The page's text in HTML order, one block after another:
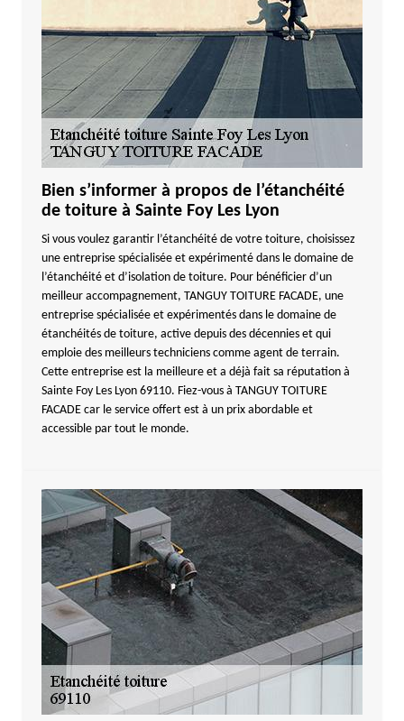
Bien s’informer à propos de l’étanchéité
de toiture à Sainte Foy Les Lyon
Si vous voulez garantir l’étanchéité de votre toiture, choisissez
une entreprise spécialisée et expérimenté dans le domaine de
l’étanchéité et d’isolation de toiture. Pour bénéficier d’un
meilleur accompagnement, TANGUY TOITURE FACADE, une
entreprise spécialisée et expérimentés dans le domaine de
étanchéités de toiture, active depuis des décennies et qui
emploie des meilleurs techniciens comme agent de terrain.
Cette entreprise est la meilleure et a déjà fait sa réputation à
Sainte Foy Les Lyon 69110. Fiez-vous à TANGUY TOITURE
FACADE car le service offert est à un prix abordable et
accessible par tout le monde.